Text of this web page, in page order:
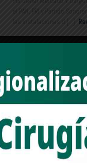
el PAN, PRI y Partido
las instalaciones d [...]
MERCADO
peor termina
ostensible, su registro
a la alcaldía de Agua